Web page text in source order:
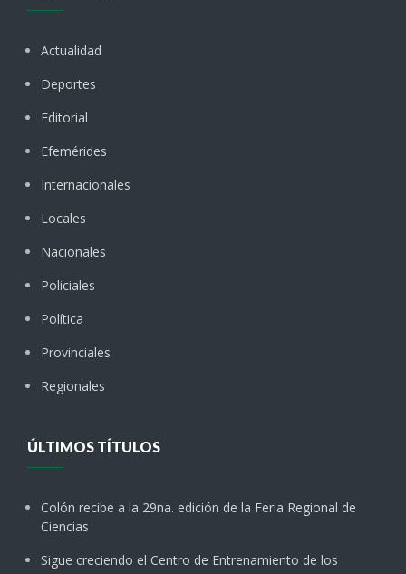
Actualidad
Deportes
Editorial
Efemérides
Internacionales
Locales
Nacionales
Policiales
Política
Provinciales
Regionales
ÚLTIMOS TÍTULOS
Colón recibe a la 29na. edición de la Feria Regional de
Ciencias
Sigue creciendo el Centro de Entrenamiento de los